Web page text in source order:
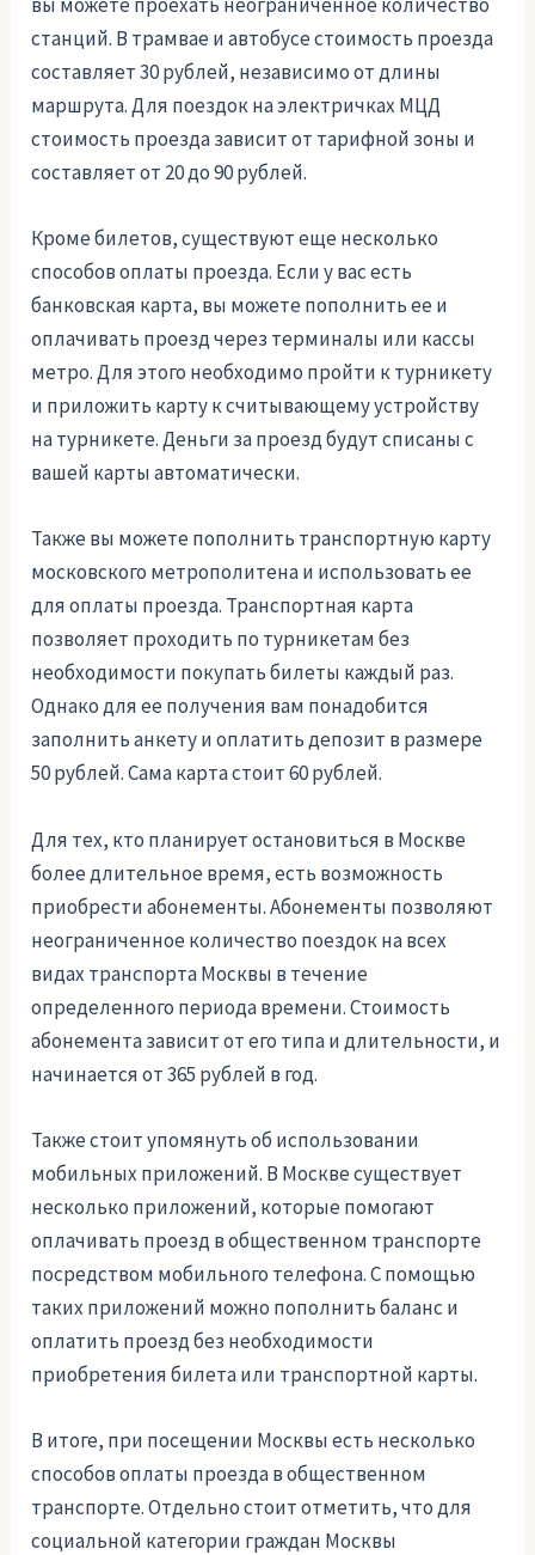
станций. В трамвае и автобусе стоимость проезда
составляет 30 рублей, независимо от длины
маршрута. Для поездок на электричках МЦД
стоимость проезда зависит от тарифной зоны и
составляет от 20 до 90 рублей.
Кроме билетов, существуют еще несколько
способов оплаты проезда. Если у вас есть
банковская карта, вы можете пополнить ее и
оплачивать проезд через терминалы или кассы
метро. Для этого необходимо пройти к турникету
и приложить карту к считывающему устройству
на турникете. Деньги за проезд будут списаны с
вашей карты автоматически.
Также вы можете пополнить транспортную карту
московского метрополитена и использовать ее
для оплаты проезда. Транспортная карта
позволяет проходить по турникетам без
необходимости покупать билеты каждый раз.
Однако для ее получения вам понадобится
заполнить анкету и оплатить депозит в размере
50 рублей. Сама карта стоит 60 рублей.
Для тех, кто планирует остановиться в Москве
более длительное время, есть возможность
приобрести абонементы. Абонементы позволяют
неограниченное количество поездок на всех
видах транспорта Москвы в течение
определенного периода времени. Стоимость
абонемента зависит от его типа и длительности, и
начинается от 365 рублей в год.
Также стоит упомянуть об использовании
мобильных приложений. В Москве существует
несколько приложений, которые помогают
оплачивать проезд в общественном транспорте
посредством мобильного телефона. С помощью
таких приложений можно пополнить баланс и
оплатить проезд без необходимости
приобретения билета или транспортной карты.
В итоге, при посещении Москвы есть несколько
способов оплаты проезда в общественном
транспорте. Отдельно стоит отметить, что для
социальной категории граждан Москвы